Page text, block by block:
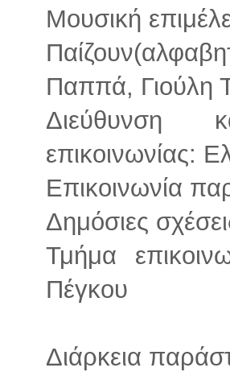
Μουσική
Παππά, Γιούλη
Διεύθυνση
επικοινωνίας:
Επικοινωνία
Δημόσιες
Τμήμα
Πέγκου
Διάρκεια